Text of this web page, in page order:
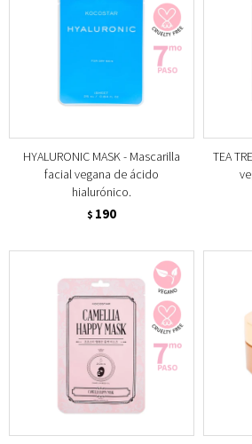
HYALURONIC MASK - Mascarilla
facial vegana de ácido
hialurónico.
$ 190
TEA